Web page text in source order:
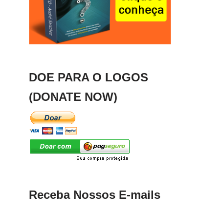
DOE PARA O LOGOS
(DONATE NOW)
Receba Nossos E-mails